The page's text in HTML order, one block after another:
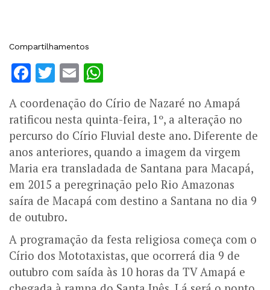
Compartilhamentos
Facebook
Twitter
Email
A coordenação do Círio de Nazaré no Amapá
ratificou nesta quinta-feira, 1º, a alteração no
percurso do Círio Fluvial deste ano. Diferente de
anos anteriores, quando a imagem da virgem
Maria era transladada de Santana para Macapá,
em 2015 a peregrinação pelo Rio Amazonas
saíra de Macapá com destino a Santana no dia 9
de outubro.
A programação da festa religiosa começa com o
Círio dos Mototaxistas, que ocorrerá dia 9 de
outubro com saída às 10 horas da TV Amapá e